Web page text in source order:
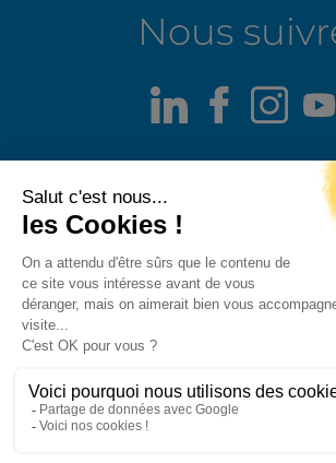
Nous
LinkedIn
Alerte fraude
Politique de confidentialité